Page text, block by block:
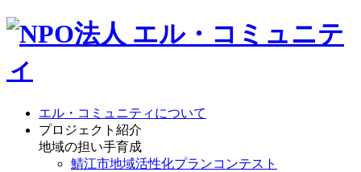
エル・コミュニティについて
プロジェクト紹介
地域の担い手育成
鯖江市地域活性化プランコンテスト